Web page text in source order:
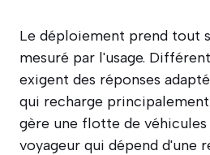
Le déploiement prend tout
mesuré par l'usage.
exigent des réponses
qui recharge
gère une flotte de
voyageur qui dépend d'une